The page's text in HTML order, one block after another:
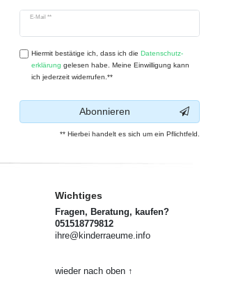
E-Mail **
Newsletter
Hiermit bestätige ich, dass ich die Daten­schutz­
erklärung gelesen habe. Meine Einwilligung kann
ich jederzeit widerrufen.**
Abonnieren
** Hierbei handelt es sich um ein Pflichtfeld.
Wichtiges
Fragen, Beratung, kaufen?
051518779812
ihre@kinderraeume.info
wieder nach oben ↑